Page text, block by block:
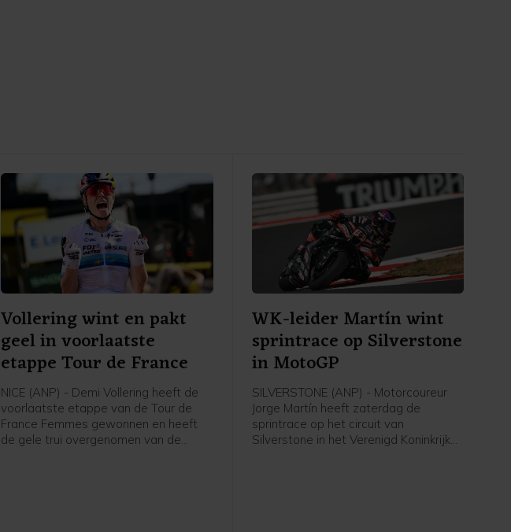
Vollering wint en pakt
geel in voorlaatste
etappe Tour de France
NICE (ANP) - Demi Vollering heeft de
voorlaatste etappe van de Tour de
France Femmes gewonnen en heeft
de gele trui overgenomen van de
WK-leider Martín wint
sprintrace op Silverstone
in MotoGP
SILVERSTONE (ANP) - Motorcoureur
Jorge Martín heeft zaterdag de
sprintrace op het circuit van
Silverstone in het Verenigd Koninkrijk